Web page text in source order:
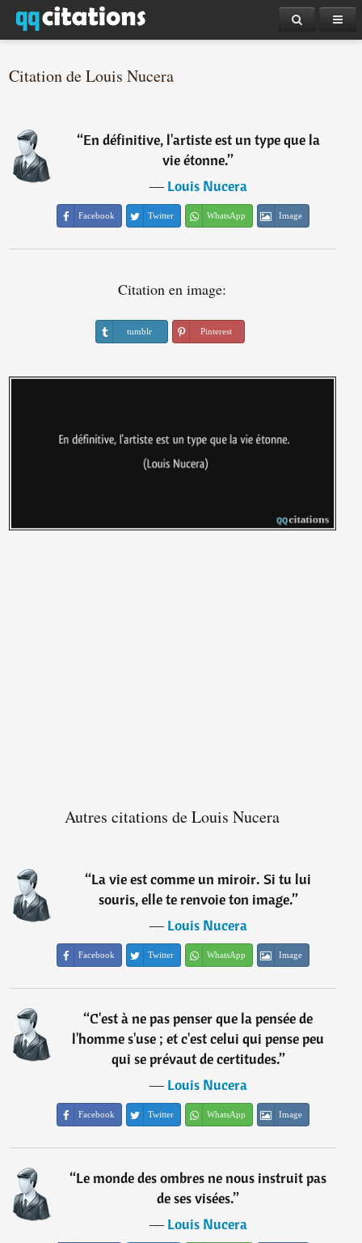
Citation de Louis Nucera
“En définitive, l'artiste est un type que la
vie étonne.”
―Louis Nucera
Facebook Twitter WhatsApp Image
Citation en image:
tumblr Pinterest
Autres citations de Louis Nucera
“La vie est comme un miroir. Si tu lui
souris, elle te renvoie ton image.”
―Louis Nucera
Facebook Twitter WhatsApp Image
“C'est à ne pas penser que la pensée de
l'homme s'use ; et c'est celui qui pense peu
qui se prévaut de certitudes.”
―Louis Nucera
Facebook Twitter WhatsApp Image
“Le monde des ombres ne nous instruit pas
de ses visées.”
―Louis Nucera